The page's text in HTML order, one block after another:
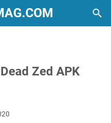
Zed APK